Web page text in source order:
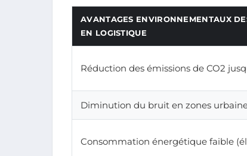
AVANTAGES ENVIRONNEMENTAUX
EN LOGISTIQUE
Réduction des émissions de CO2
Diminution du bruit en zones
Consommation énergétique faible